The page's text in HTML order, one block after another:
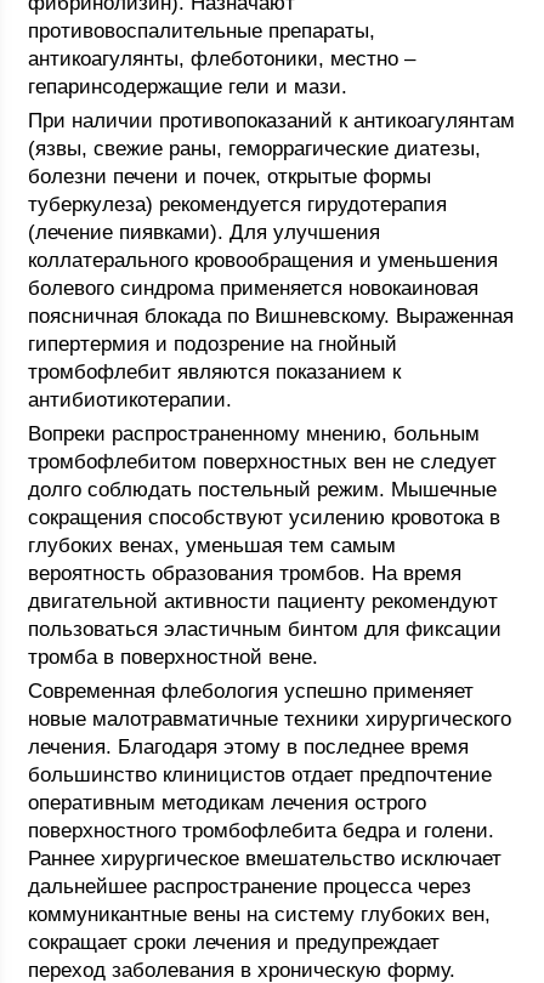
противовоспалительные препараты,
антикоагулянты, флеботоники, местно –
гепаринсодержащие гели и мази.
При наличии противопоказаний к антикоагулянтам
(язвы, свежие раны, геморрагические диатезы,
болезни печени и почек, открытые формы
туберкулеза) рекомендуется гирудотерапия
(лечение пиявками). Для улучшения
коллатерального кровообращения и уменьшения
болевого синдрома применяется новокаиновая
поясничная блокада по Вишневскому. Выраженная
гипертермия и подозрение на гнойный
тромбофлебит являются показанием к
антибиотикотерапии.
Вопреки распространенному мнению, больным
тромбофлебитом поверхностных вен не следует
долго соблюдать постельный режим. Мышечные
сокращения способствуют усилению кровотока в
глубоких венах, уменьшая тем самым
вероятность образования тромбов. На время
двигательной активности пациенту рекомендуют
пользоваться эластичным бинтом для фиксации
тромба в поверхностной вене.
Современная флебология успешно применяет
новые малотравматичные техники хирургического
лечения. Благодаря этому в последнее время
большинство клиницистов отдает предпочтение
оперативным методикам лечения острого
поверхностного тромбофлебита бедра и голени.
Раннее хирургическое вмешательство исключает
дальнейшее распространение процесса через
коммуникантные вены на систему глубоких вен,
сокращает сроки лечения и предупреждает
переход заболевания в хроническую форму.